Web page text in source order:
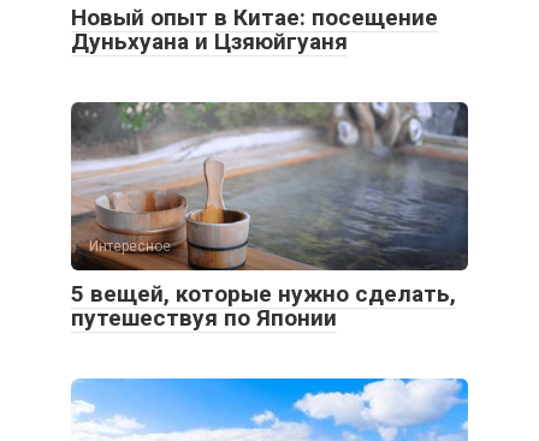
Новый опыт в Китае: посещение
Дуньхуана и Цзяюйгуаня
Интересное
5 вещей, которые нужно сделать,
путешествуя по Японии